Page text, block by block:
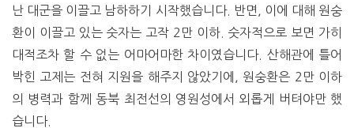
난 대군을 이끌고 남하하기 시작했습니다. 반면, 이에 대해 원숭
환이 이끌고 있는 숫자는 고작 2만 이하. 숫자적으로 보면 가히
대적조차 할 수 없는 어마어마한 차이였습니다. 산해관에 틀어
박힌 고제는 전혀 지원을 해주지 않았기에, 원숭환은 2만 이하
의 병력과 함께 동북 최전선의 영원성에서 외롭게 버텨야만 했
습니다.